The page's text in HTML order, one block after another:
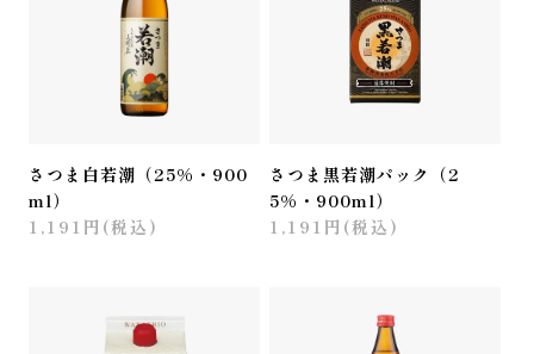
さつま白若潮（25%・900
ml）
1,191円(税込)
さつま黒若潮パック（2
5%・900ml）
1,191円(税込)